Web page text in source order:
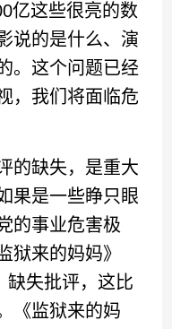
亿这些很亮的数
说的是什么、演
。这个问题已经
，我们将面临危
缺失，是重大
果是一些睁只眼
的事业危害极
狱来的妈妈》
缺失批评，这比
《监狱来的妈